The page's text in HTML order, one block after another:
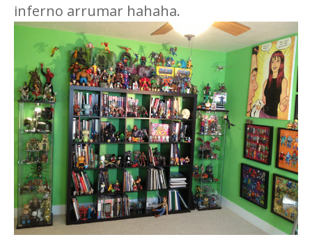
inferno arrumar hahaha.